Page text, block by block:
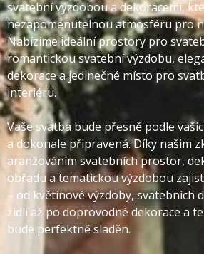
svatební výzdobou a dekoracemi,
nezapomenutelnou atmosféru pro
Nabízíme ideální prostory pro
romantickou svatební výzdobu,
dekorace a jedinečné místo pro
interiéru.
Vaše svatba bude přesně podle
a dokonale připravená. Díky našim
aranžováním svatebních prostor,
obřadu a tematickou výzdobou
– od květinové výzdoby, svatebních
židlí až po doprovodné dekorace a
bude perfektně sladěn.